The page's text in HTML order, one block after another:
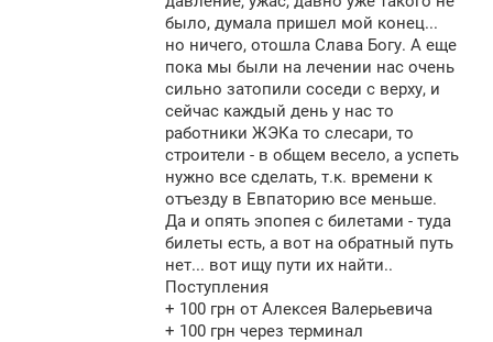
было, думала пришел мой конец...
но ничего, отошла Слава Богу. А еще
пока мы были на лечении нас очень
сильно затопили соседи с верху, и
сейчас каждый день у нас то
работники ЖЭКа то слесари, то
строители - в общем весело, а успеть
нужно все сделать, т.к. времени к
отъезду в Евпаторию все меньше.
Да и опять эпопея с билетами - туда
билеты есть, а вот на обратный путь
нет... вот ищу пути их найти..
Поступления
+ 100 грн от Алексея Валерьевича
+ 100 грн через терминал